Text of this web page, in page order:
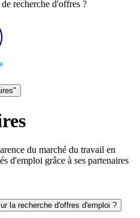
recherche d'offres ?
du marché du travail en
d'emploi grâce à ses partenaires
la recherche d'offres d'emploi ?